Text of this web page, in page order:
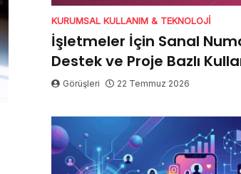
KURUMSAL KULLANIM & TEKNOLOJI
İşletmeler İçin Sanal
Destek ve Proje Bazlı
Görüşleri 22 Temmuz 2026